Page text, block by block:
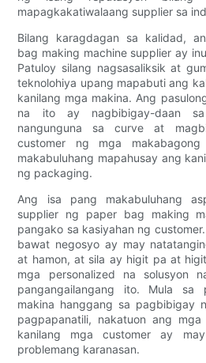
mapagkakatiwalaang supplier sa
Bilang karagdagan sa kalidad,
bag making machine supplier ay
Patuloy silang nagsasaliksik at
teknolohiya upang mapabuti ang
kanilang mga makina. Ang
na ito ay nagbibigay-daan
nangunguna sa curve at
customer ng mga
makabuluhang mapahusay ang
ng packaging.
Ang isa pang makabuluhang
supplier ng paper bag making
pangako sa kasiyahan ng
bawat negosyo ay may
at hamon, at sila ay higit pa at
mga personalized na solusyon
pangangailangang ito. Mula sa
makina hanggang sa pagbibigay
pagpapanatili, nakatuon ang
kanilang mga customer ay
problemang karanasan.